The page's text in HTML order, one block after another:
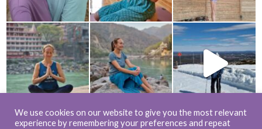
Load more... Follow on Instagram
We use cookies on our website to give you the most relevant
experience by remembering your preferences and repeat